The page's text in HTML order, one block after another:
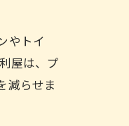
やトイ
屋は、プ
減らせま